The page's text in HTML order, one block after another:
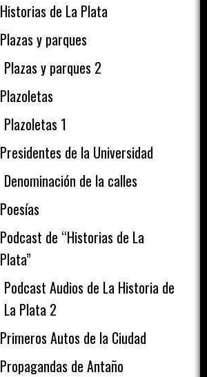
Historias de La Plata
Plazas y parques
Plazas y parques 2
Plazoletas
Plazoletas 1
Presidentes de la Universidad
Denominación de la calles
Poesías
Podcast de “Historias de La
Plata”
Podcast Audios de La Historia de
La Plata 2
Primeros Autos de la Ciudad
Propagandas de Antaño